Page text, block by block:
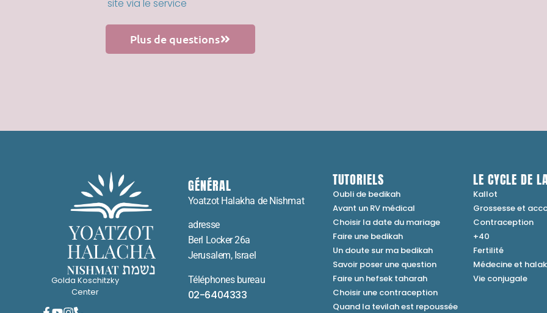
site via le service
Plus de questions
Golda Koschitzky
Center
GÉNÉRAL
Yoatzot Halakha de Nishmat
adresse
Berl Locker 26a
Jerusalem, Israel
Téléphones bureau
02-6404333
TUTORIELS
Oubli de bedikah
Avant un RV médical
Choisir la date du mariage
Faire une bedikah
Un doute sur ma bedikah
Savoir poser une question
Faire un hefsek taharah
Choisir une contraception
Quand la tevilah est repoussée
LE CYCLE DE
Kallot
Grossesse et
Contraception
+40
Fertilité
Médecine et
Vie conjugale